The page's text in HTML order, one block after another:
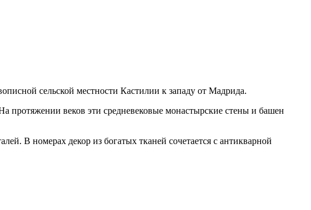
сельской местности Кастилии к западу от Мадрида.
протяжении веков эти средневековые монастырские стены и башен
В номерах декор из богатых тканей сочетается с антикварной